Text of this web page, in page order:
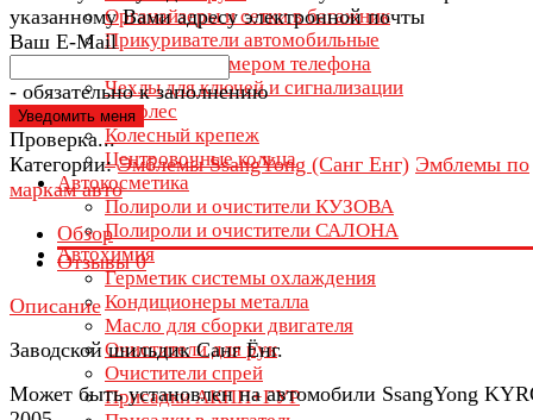
Органайзеры и сетки в багажник
Прикуриватели автомобильные
Таблички с номером телефона
Чехлы для ключей и сигнализации
Крепеж колес
Колесный крепеж
Центровочные кольца
Автокосметика
Полироли и очистители КУЗОВА
Полироли и очистители САЛОНА
Автохимия
Герметик системы охлаждения
Кондиционеры металла
Масло для сборки двигателя
Очистители для рук
Очистители спрей
Присадки АКПП+ГУР
указанному Вами адресу электронной почты
Ваш E-Mail
- обязательно к заполнению
Проверка...
Категории:Эмблемы SsangYong (Санг Енг) Эмблемы по
маркам авто
Обзор
Отзывы0
Описание
Заводской шильдик Санг Ёнг.
Может быть установлен на автомобили SsangYong